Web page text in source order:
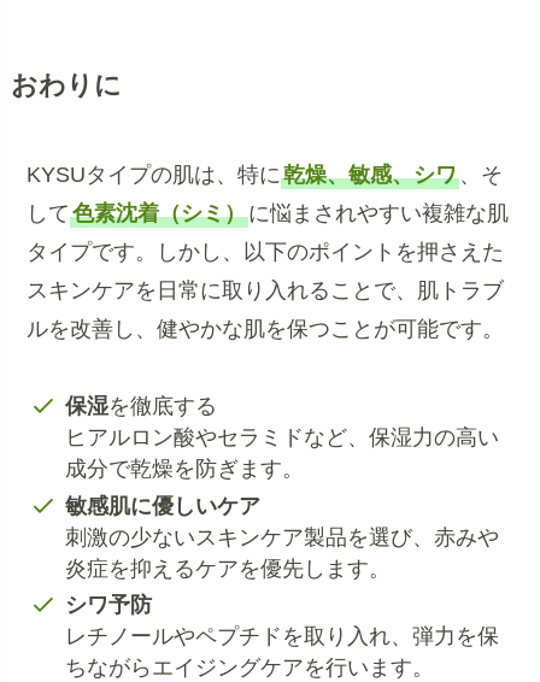
おわりに
KYSUタイプの肌は、特に乾燥、敏感、シワ、そ
して色素沈着（シミ）に悩まされやすい複雑な肌
タイプです。しかし、以下のポイントを押さえた
スキンケアを日常に取り入れることで、肌トラブ
ルを改善し、健やかな肌を保つことが可能です。
保湿を徹底する
ヒアルロン酸やセラミドなど、保湿力の高い
成分で乾燥を防ぎます。
敏感肌に優しいケア
刺激の少ないスキンケア製品を選び、赤みや
炎症を抑えるケアを優先します。
シワ予防
レチノールやペプチドを取り入れ、弾力を保
ちながらエイジングケアを行います。